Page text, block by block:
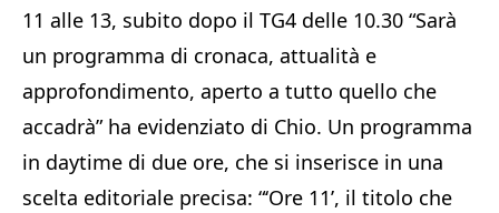
11 alle 13, subito dopo il TG4 delle 10.30 “Sarà
un programma di cronaca, attualità e
approfondimento, aperto a tutto quello che
accadrà” ha evidenziato di Chio. Un programma
in daytime di due ore, che si inserisce in una
scelta editoriale precisa: “‘Ore 11’, il titolo che